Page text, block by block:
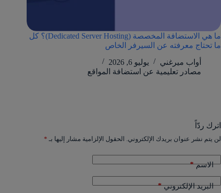
ما هي الاستضافة المخصصة (Dedicated Server Hosting)؟ كل
ما تحتاج معرفته عن السيرفر الخاص
أواب ميرغني
يوليو 6, 2026
مصادر تعليمية عن استضافة المواقع
اترك ردّاً
لن يتم نشر عنوان بريدك الإلكتروني. الحقول الإلزامية مشار إليها بـ *
الاسم*
البريد الإلكتروني*